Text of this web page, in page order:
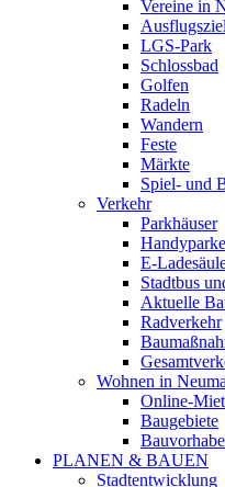
Vereine in
LGS-Park
Schlossbad
Golfen
Radeln
Wandern
Feste
Märkte
Spiel- und
Verkehr
Parkhäuser
E-
Stadtbus
Aktuelle
Radverkehr
Wohnen in
Online-
Baugebiete
PLANEN & BAUEN
Stadtentwicklung